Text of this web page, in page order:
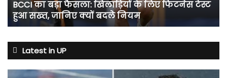
टेस्ट
हुआ
सख्त,
क्यों
बदले
नियम
BCCI का बड़ा फैसला: खिलाड़ियों के लिए फिटनेस टेस्ट
हुआ सख्त, जानिए क्यों बदले नियम
Latest in UP